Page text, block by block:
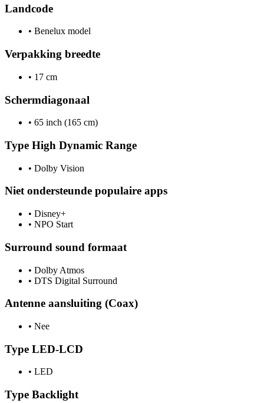
Landcode
• Benelux model
Verpakking breedte
• 17 cm
Schermdiagonaal
• 65 inch (165 cm)
Type High Dynamic Range
• Dolby Vision
Niet ondersteunde populaire apps
• Disney+
• NPO Start
Surround sound formaat
• Dolby Atmos
• DTS Digital Surround
Antenne aansluiting (Coax)
• Nee
Type LED-LCD
• LED
Type Backlight